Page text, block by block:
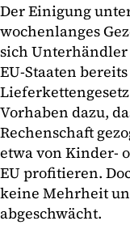
Der Einigung
wochenlanges
sich Unterhändler
EU-Staaten
Vorhaben dazu,
Rechenschaft
etwa von Kinder-
EU profitieren.
keine Mehrheit
abgeschwächt.